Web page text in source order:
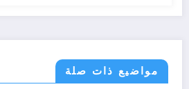
مواضيع ذات صلة